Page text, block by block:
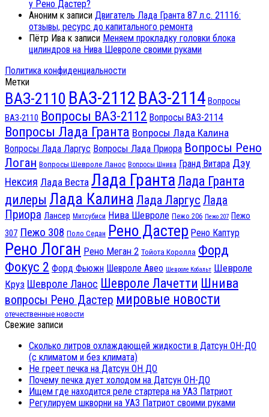
у Рено Дастер?
Аноним к записи Двигатель Лада Гранта 87 л.с. 21116:
отзывы, ресурс до капитального ремонта
Пётр Ива к записи Меняем прокладку головки блока
цилиндров на Нива Шевроле своими руками
Политика конфиденциальности
Метки
ВАЗ-2110 ВАЗ-2112 ВАЗ-2114 Вопросы
ВАЗ-2110 Вопросы ВАЗ-2112 Вопросы ВАЗ-2114
Вопросы Лада Гранта Вопросы Лада Калина
Вопросы Лада Ларгус Вопросы Лада Приора Вопросы Рено
Логан Вопросы Шевроле Ланос Вопросы Шнива Гранд Витара Дэу
Нексия Лада Веста Лада Гранта Лада Гранта
дилеры Лада Калина Лада Ларгус Лада
Приора Лансер Митсубиси Нива Шевроле Пежо 206 Пежо 207 Пежо
307 Пежо 308 Поло Седан Рено Дастер Рено Каптур
Рено Логан Рено Меган 2 Тойота Королла Форд
Фокус 2 Форд Фьюжн Шевроле Авео Шевроле Кобальт Шевроле
Круз Шевроле Ланос Шевроле Лачетти Шнива
вопросы Рено Дастер мировые новости
отечественные новости
Свежие записи
Сколько литров охлаждающей жидкости в Датсун ОН-ДО
(с климатом и без климата)
Не греет печка на Датсун ОН ДО
Почему печка дует холодом на Датсун ОН-ДО
Ищем где находится реле стартера на УАЗ Патриот
Регулируем шкворни на УАЗ Патриот своими руками